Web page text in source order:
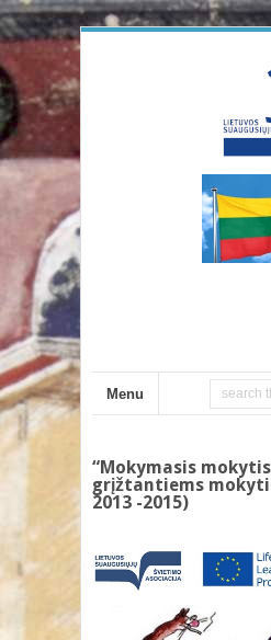
Menu
“Mokymasis
grįžtantiems
2013 -2015)